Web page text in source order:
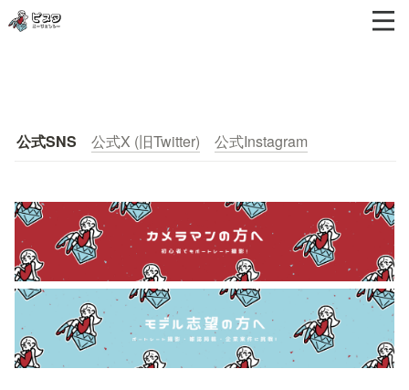
公式SNS 公式X (旧Twitter) 公式Instagram